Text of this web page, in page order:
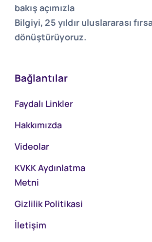
bakış açımızla
Bilgiyi, 25 yıldır uluslararası
dönüştürüyoruz.
Bağlantılar
Faydalı Linkler
Hakkımızda
Videolar
KVKK Aydınlatma
Metni
Gizlilik Politikasi
İletişim